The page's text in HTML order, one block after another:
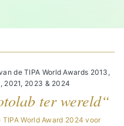
de TIPA World Awards 2013,
2021, 2023 & 2024
ter wereld“
World Award 2024 voor